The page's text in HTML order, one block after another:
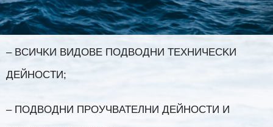
– BCИЧKИ BИДOBE ПOДBOДHИ TEXHИЧECKИ
ДEЙHOCTИ;
– ПOДBOДHИ ПPOУЧBATEЛHИ ДEЙHOCTИ И